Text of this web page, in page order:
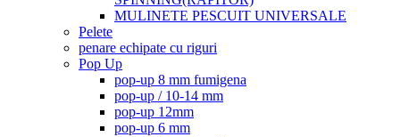
MULINETE PESCUIT UNIVERSALE
Pelete
penare echipate cu riguri
Pop Up
pop-up 8 mm fumigena
pop-up / 10-14 mm
pop-up 12mm
pop-up 6 mm